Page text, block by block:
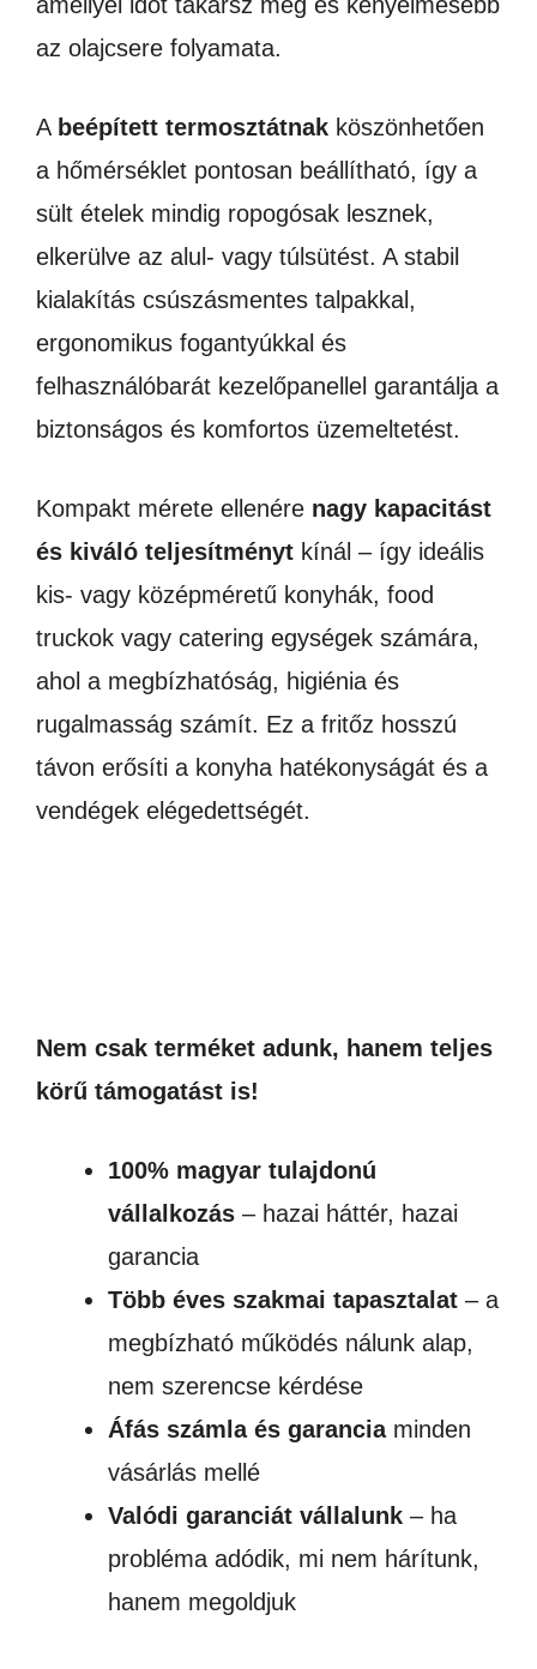
az olajcsere folyamata.
A beépített termosztátnak köszönhetően
a hőmérséklet pontosan beállítható, így a
sült ételek mindig ropogósak lesznek,
elkerülve az alul- vagy túlsütést. A stabil
kialakítás csúszásmentes talpakkal,
ergonomikus fogantyúkkal és
felhasználóbarát kezelőpanellel garantálja a
biztonságos és komfortos üzemeltetést.
Kompakt mérete ellenére nagy kapacitást
és kiváló teljesítményt kínál – így ideális
kis- vagy középméretű konyhák, food
truckok vagy catering egységek számára,
ahol a megbízhatóság, higiénia és
rugalmasság számít. Ez a fritőz hosszú
távon erősíti a konyha hatékonyságát és a
vendégek elégedettségét.
Nem csak terméket adunk, hanem teljes
körű támogatást is!
100% magyar tulajdonú
vállalkozás – hazai háttér, hazai
garancia
Több éves szakmai tapasztalat – a
megbízható működés nálunk alap,
nem szerencse kérdése
Áfás számla és garanciaminden
vásárlás mellé
Valódi garanciát vállalunk – ha
probléma adódik, mi nem hárítunk,
hanem megoldjuk